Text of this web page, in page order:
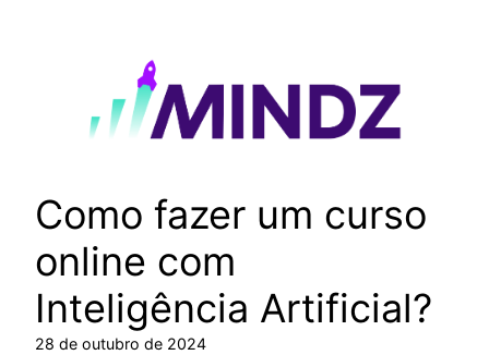
Como fazer um curso
online com
Inteligência Artificial?
28 de outubro de 2024